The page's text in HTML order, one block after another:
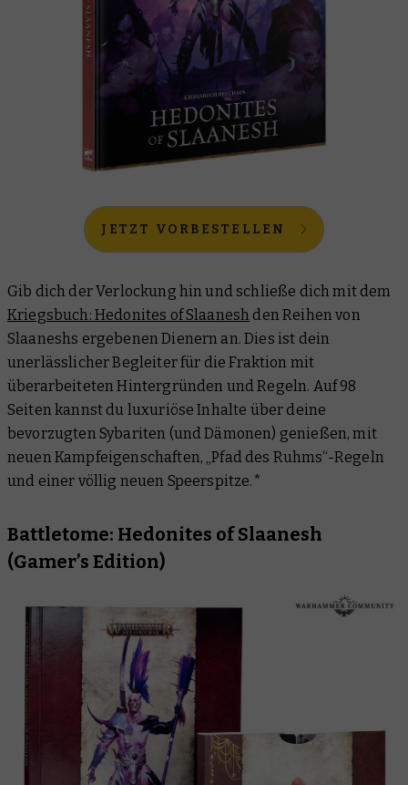
JETZT VORBESTELLEN
Gib dich der Verlockung hin und schließe dich mit dem
Kriegsbuch: Hedonites of Slaanesh den Reihen von
Slaaneshs ergebenen Dienern an. Dies ist dein
unerlässlicher Begleiter für die Fraktion mit
überarbeiteten Hintergründen und Regeln. Auf 98
Seiten kannst du luxuriöse Inhalte über deine
bevorzugten Sybariten (und Dämonen) genießen, mit
neuen Kampfeigenschaften, „Pfad des Ruhms“-Regeln
und einer völlig neuen Speerspitze.*
Battletome: Hedonites of Slaanesh
(Gamer’s Edition)